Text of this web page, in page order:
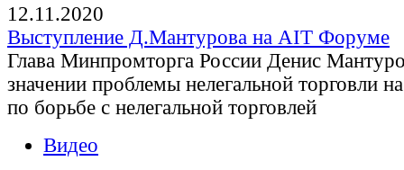
12.11.2020
Выступление Д.Мантурова на AIT Форуме
Глава Минпромторга России Денис
значении проблемы нелегальной торговли
по борьбе с нелегальной торговлей
Видео